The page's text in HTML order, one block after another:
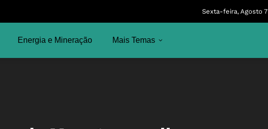
Sexta-feira, Agosto 7
Energia e Mineração Mais Temas